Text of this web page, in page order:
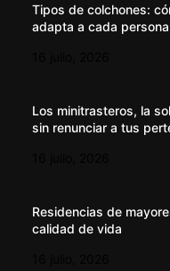
Tipos de colchones:
adapta a cada persona
Los minitrasteros, la
sin renunciar a tus
Residencias de
calidad de vida